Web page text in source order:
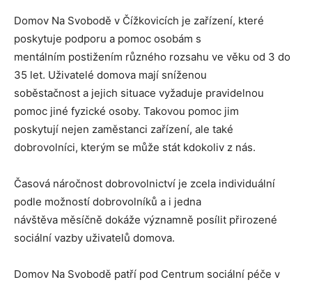
Domov Na Svobodě v Čížkovicích je zařízení, které
poskytuje podporu a pomoc osobám s
mentálním postižením různého rozsahu ve věku od 3 do
35 let. Uživatelé domova mají sníženou
soběstačnost a jejich situace vyžaduje pravidelnou
pomoc jiné fyzické osoby. Takovou pomoc jim
poskytují nejen zaměstanci zařízení, ale také
dobrovolníci, kterým se může stát kdokoliv z nás.
Časová náročnost dobrovolnictví je zcela individuální
podle možností dobrovolníků a i jedna
návštěva měsíčně dokáže významně posílit přirozené
sociální vazby uživatelů domova.
Domov Na Svobodě patří pod Centrum sociální péče v